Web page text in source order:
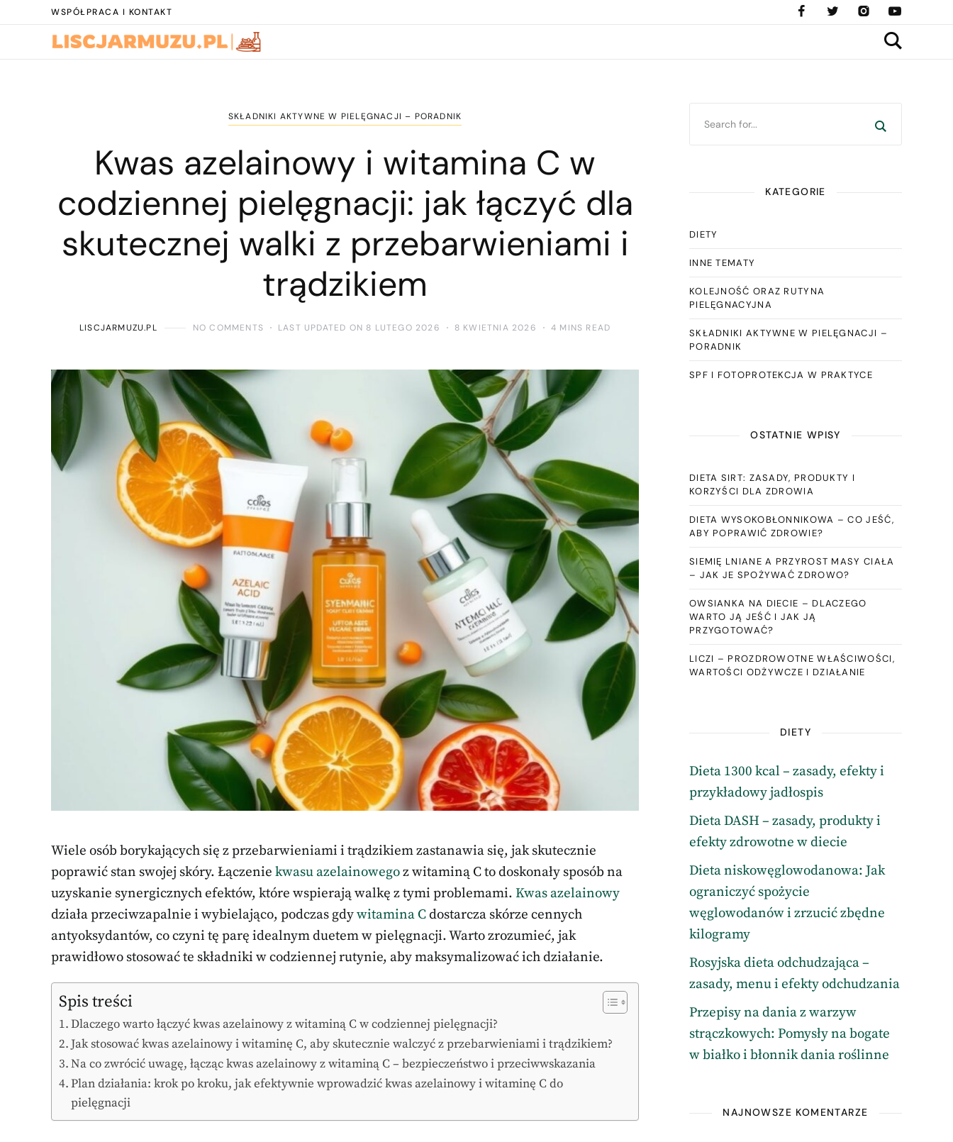
WSPÓŁPRACA I KONTAKT
SKŁADNIKI AKTYWNE W PIELĘGNACJI – PORADNIK
Kwas azelainowy i witamina C w
codziennej pielęgnacji: jak łączyć dla
skutecznej walki z przebarwieniami i
trądzikiem
LISCJARMUZU.PL NO COMMENTS LAST UPDATED ON 8 LUTEGO 2026 8 KWIETNIA 2026 4 MINS READ
Wiele osób borykających się z przebarwieniami i trądzikiem zastanawia się, jak skutecznie
poprawić stan swojej skóry. Łączenie kwasu azelainowegoz witaminą C to doskonały sposób na
uzyskanie synergicznych efektów, które wspierają walkę z tymi problemami. Kwas azelainowy
działa przeciwzapalnie i wybielająco, podczas gdywitamina Cdostarcza skórze cennych
antyoksydantów, co czyni tę parę idealnym duetem w pielęgnacji. Warto zrozumieć, jak
prawidłowo stosować te składniki w codziennej rutynie, aby maksymalizować ich działanie.
Spis treści
Dlaczego warto łączyć kwas azelainowy z witaminą C w codziennej pielęgnacji?
Jak stosować kwas azelainowy i witaminę C, aby skutecznie walczyć z przebarwieniami i trądzikiem?
Na co zwrócić uwagę, łącząc kwas azelainowy z witaminą C – bezpieczeństwo i przeciwwskazania
Plan działania: krok po kroku, jak efektywnie wprowadzić kwas azelainowy i witaminę C do
pielęgnacji
KATEGORIE
DIETY
INNE TEMATY
KOLEJNOŚĆ ORAZ RUTYNA
PIELĘGNACYJNA
SKŁADNIKI AKTYWNE W PIELĘGNACJI –
PORADNIK
SPF I FOTOPROTEKCJA W PRAKTYCE
OSTATNIE WPISY
DIETA SIRT: ZASADY, PRODUKTY I
KORZYŚCI DLA ZDROWIA
DIETA WYSOKOBŁONNIKOWA – CO JEŚĆ,
ABY POPRAWIĆ ZDROWIE?
SIEMIĘ LNIANE A PRZYROST MASY CIAŁA
– JAK JE SPOŻYWAĆ ZDROWO?
OWSIANKA NA DIECIE – DLACZEGO
WARTO JĄ JEŚĆ I JAK JĄ
PRZYGOTOWAĆ?
LICZI – PROZDROWOTNE WŁAŚCIWOŚCI,
WARTOŚCI ODŻYWCZE I DZIAŁANIE
DIETY
Dieta 1300 kcal – zasady, efekty i
przykładowy jadłospis
Dieta DASH – zasady, produkty i
efekty zdrowotne w diecie
Dieta niskowęglowodanowa: Jak
ograniczyć spożycie
węglowodanów i zrzucić zbędne
kilogramy
Rosyjska dieta odchudzająca –
zasady, menu i efekty odchudzania
Przepisy na dania z warzyw
strączkowych: Pomysły na bogate
w białko i błonnik dania roślinne
NAJNOWSZE KOMENTARZE